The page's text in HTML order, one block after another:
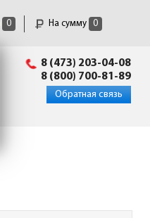
0 На сумму 0
8 (473) 203-04-08
8 (800) 700-81-89
Обратная связь